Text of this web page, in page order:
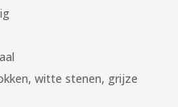
witte stenen, grijze